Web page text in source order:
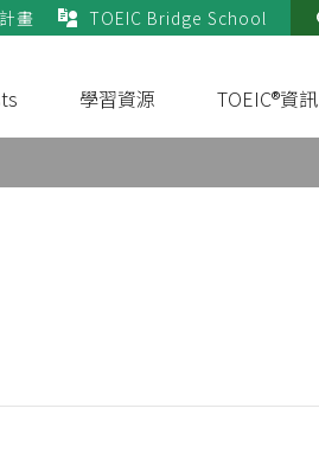
畫 TOEIC Bridge School
學習資源 TOEIC®資訊